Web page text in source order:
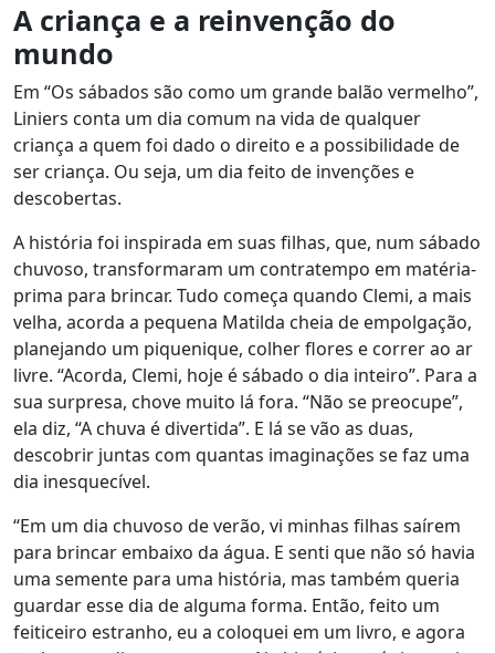
A criança e a reinvenção do
mundo
Em “Os sábados são como um grande balão vermelho”,
Liniers conta um dia comum na vida de qualquer
criança a quem foi dado o direito e a possibilidade de
ser criança. Ou seja, um dia feito de invenções e
descobertas.
A história foi inspirada em suas filhas, que, num sábado
chuvoso, transformaram um contratempo em matéria-
prima para brincar. Tudo começa quando Clemi, a mais
velha, acorda a pequena Matilda cheia de empolgação,
planejando um piquenique, colher flores e correr ao ar
livre. “Acorda, Clemi, hoje é sábado o dia inteiro”. Para a
sua surpresa, chove muito lá fora. “Não se preocupe”,
ela diz, “A chuva é divertida”. E lá se vão as duas,
descobrir juntas com quantas imaginações se faz uma
dia inesquecível.
“Em um dia chuvoso de verão, vi minhas filhas saírem
para brincar embaixo da água. E senti que não só havia
uma semente para uma história, mas também queria
guardar esse dia de alguma forma. Então, feito um
feiticeiro estranho, eu a coloquei em um livro, e agora